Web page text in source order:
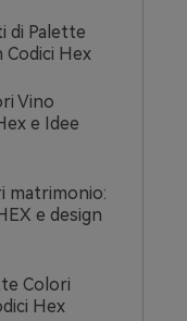
di Palette
Codici Hex
Vino
e Idee
matrimonio:
e design
Colori
Hex